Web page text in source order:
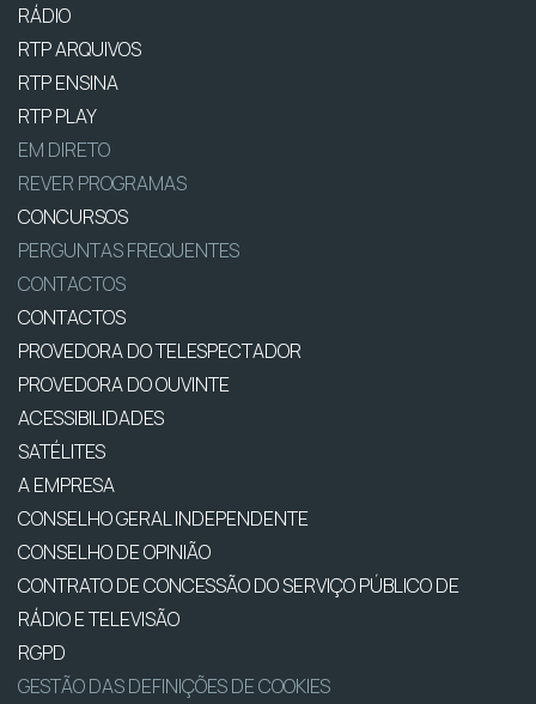
RÁDIO
RTP ARQUIVOS
RTP ENSINA
RTP PLAY
EM DIRETO
REVER PROGRAMAS
CONCURSOS
PERGUNTAS FREQUENTES
CONTACTOS
CONTACTOS
PROVEDORA DO TELESPECTADOR
PROVEDORA DO OUVINTE
ACESSIBILIDADES
SATÉLITES
A EMPRESA
CONSELHO GERAL INDEPENDENTE
CONSELHO DE OPINIÃO
CONTRATO DE CONCESSÃO DO SERVIÇO PÚBLICO DE
RÁDIO E TELEVISÃO
RGPD
GESTÃO DAS DEFINIÇÕES DE COOKIES